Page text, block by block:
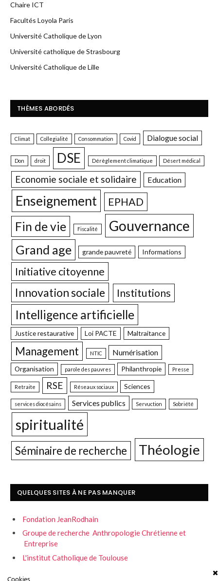
Chaire ICT
Facultés Loyola Paris
Université Catholique de Lyon
Université catholique de Strasbourg
Université Catholique de Lille
THÈMES ABORDÉS
Climat Collegialité Consommation Covid Dialogue social
Don droit DSE Dérèglement climatique Désert médical
Economie sociale et solidaire Education
Enseignement EPHAD
Fin de vie Fiscalité Gouvernance
Grand age grande pauvreté Informations
Initiative citoyenne
Innovation sociale Institutions
Intelligence artificielle
Justice restaurative Loi PACTE Maltraitance
Management NTIC Numérisation
Organisation parole des pauvres Philanthropie Presse
Retraite RSE Réseaux sociaux Sciences
services diocésains Services publics Servuction Sobriété
spiritualité
Séminaire de recherche Théologie
QUELQUES SITES À NE PAS MANQUER
Fondation JeanRodhain
Groupe de recherche Anthropologie Chrétienne et
Entreprise
L'institut Catholique de Toulouse